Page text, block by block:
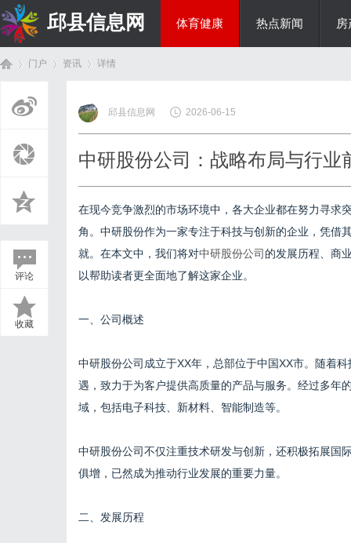
邱县信息网 体育健康 热点新闻
门户 资讯
›
详情
评论
收藏
邱县信息网 2026-06-15
中研股份公司：战略布局与行业
在现今竞争激烈的市场环境中，各大企业都在努力寻求
角。中研股份作为一家专注于科技与创新的企业，凭借
就。在本文中，我们将对中研股份公司 的发展历程、商
以帮助读者更全面地了解这家企业。
一、公司概述
中研股份公司成立于XX年，总部位于中国XX市。随着
遇，致力于为客户提供高质量的产品与服务。经过多年
域，包括电子科技、新材料、智能制造等。
中研股份公司不仅注重技术研发与创新，还积极拓展国
俱增，已然成为推动行业发展的重要力量。
二、发展历程